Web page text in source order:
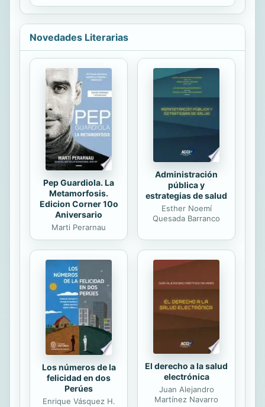
de vida, el aumento del trabajo
informal, subempleo, auto empleo,
esta situación. En México, en 1995 y
2007 se reformaron las legislaciones
del IMSS e ISSSTE siguiendo los
parámetros internacionales. En estas
dos décadas transcurridas desde las
reformas, los resultados continúan
siendo deficitarios, es por ello que la
Novedades Literarias
Pep Guardiola. La
Metamorfosis.
Edicion Corner 10o
Aniversario
Marti Perarnau
Administración
pública y
estrategias de salud
Esther Noemí
Quesada Barranco
Los números de la
felicidad en dos
Perúes
Enrique Vásquez H.
El derecho a la salud
electrónica
Juan Alejandro
Martínez Navarro